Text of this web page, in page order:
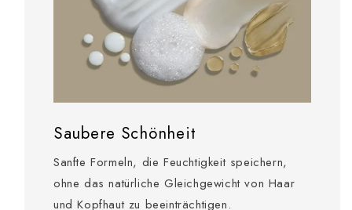
Saubere Schönheit
Sanfte Formeln, die Feuchtigkeit speichern,
ohne das natürliche Gleichgewicht von Haar
und Kopfhaut zu beeinträchtigen.